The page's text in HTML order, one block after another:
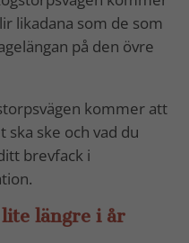
likadana som de som
på den övre
kommer att
ske och vad du
brevfack i
längre i år